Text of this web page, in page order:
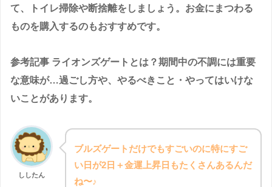
て、トイレ掃除や断捨離をしましょう。お金にまつわる
ものを購入するのもおすすめです。
参考記事 ライオンズゲートとは？期間中の不調には重要
な意味が…過ごし方や、やるべきこと・やってはいけな
いことがあります。
ししたん
ブルズゲートだけでもすごいのに特にすご
い日が2日＋金運上昇日もたくさんあるんだ
ね〜♪